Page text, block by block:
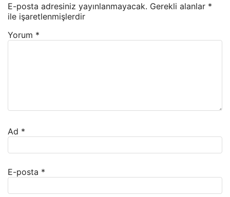
E-posta adresiniz yayınlanmayacak. Gerekli alanlar *
ile işaretlenmişlerdir
Yorum *
Ad *
E-posta *